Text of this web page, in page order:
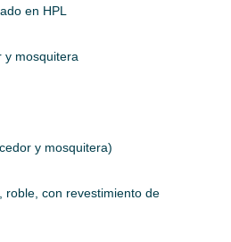
en HPL
y mosquitera
y mosquitera)
roble, con revestimiento de